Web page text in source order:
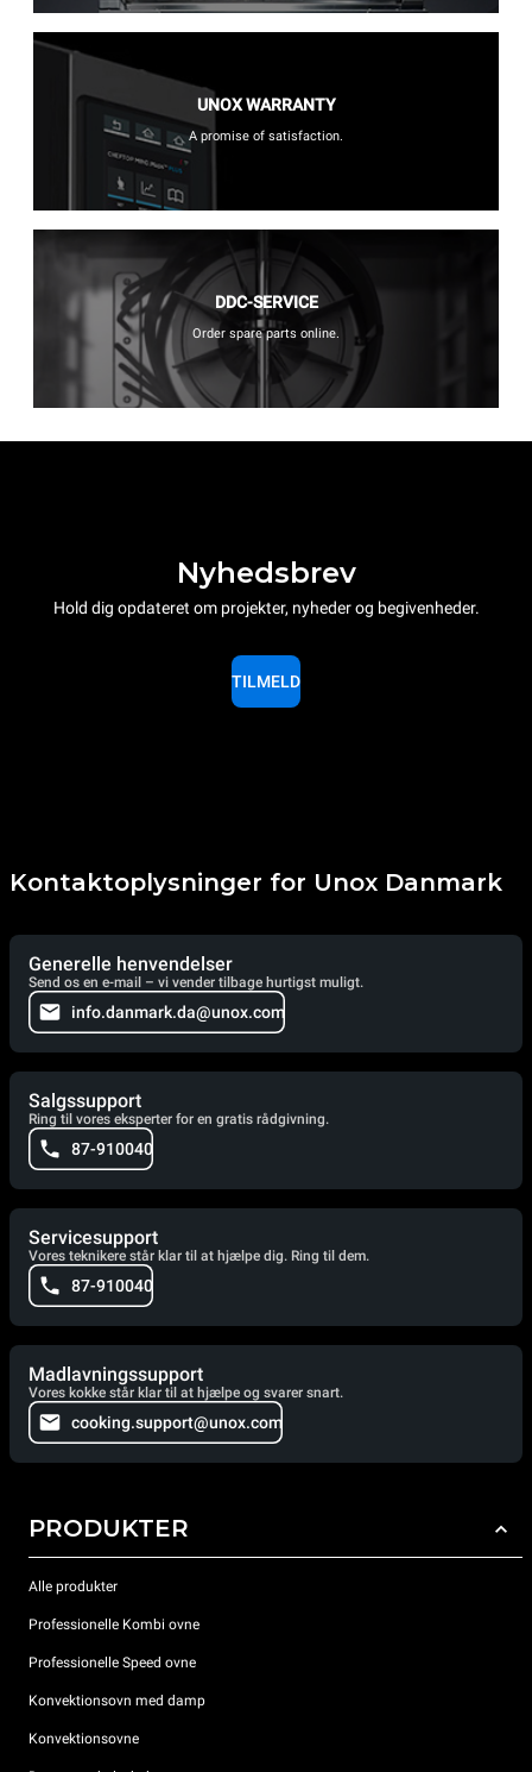
UNOX WARRANTY
A promise of satisfaction.
DDC-SERVICE
Order spare parts online.
Nyhedsbrev
Hold dig opdateret om projekter, nyheder og begivenheder.
TILMELD
Kontaktoplysninger for Unox Danmark
Generelle henvendelser
Send os en e-mail – vi vender tilbage hurtigst muligt.
info.danmark.da@unox.com
Salgssupport
Ring til vores eksperter for en gratis rådgivning.
87-910040
Servicesupport
Vores teknikere står klar til at hjælpe dig. Ring til dem.
87-910040
Madlavningssupport
Vores kokke står klar til at hjælpe og svarer snart.
cooking.support@unox.com
PRODUKTER
Alle produkter
Professionelle Kombi ovne
Professionelle Speed ovne
Konvektionsovn med damp
Konvektionsovne